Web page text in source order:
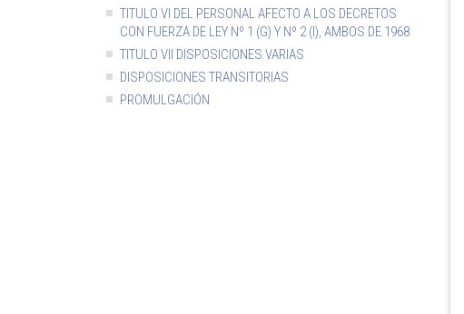
TITULO VI DEL PERSONAL AFECTO A LOS DECRETOS
CON FUERZA DE LEY Nº 1 (G) Y Nº 2 (I), AMBOS DE 1968
TITULO VII DISPOSICIONES VARIAS
DISPOSICIONES TRANSITORIAS
PROMULGACIÓN